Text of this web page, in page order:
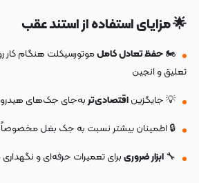
🌟 مزایای استفاده از استند عقب
🏍️حفظ تعادل کاملموتورسیکلت هنگام کار
تعلیق و انجین
💡 جایگزیناقتصادی‌تربه‌جای جک‌های
🔒 اطمینان بیشتر نسبت به جک بغل مخصوصاً
🔧ابزار ضروریبرای تعمیرات حرفه‌ای و